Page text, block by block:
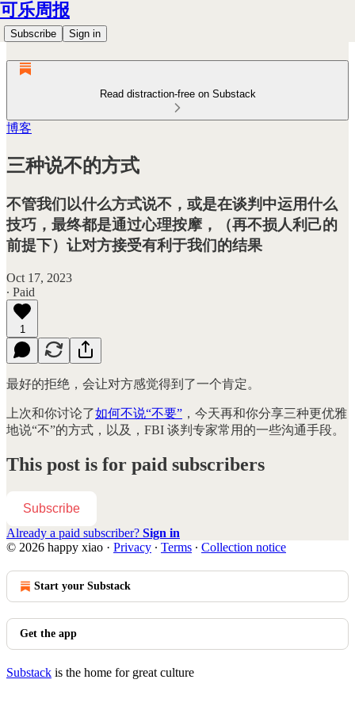
可乐周报
Subscribe Sign in
Read distraction-free on Substack
博客
三种说不的方式
不管我们以什么方式说不，或是在谈判中运用什么
技巧，最终都是通过心理按摩，（再不损人利己的
前提下）让对方接受有利于我们的结果
Oct 17, 2023
∙ Paid
1
最好的拒绝，会让对方感觉得到了一个肯定。
上次和你讨论了如何不说“不要” ，今天再和你分享三种更优雅
地说“不”的方式，以及，FBI 谈判专家常用的一些沟通手段。
This post is for paid subscribers
Subscribe
Already a paid subscriber? Sign in
© 2026 happy xiao · Privacy ∙ Terms ∙ Collection notice
Start your Substack
Get the app
Substack is the home for great culture